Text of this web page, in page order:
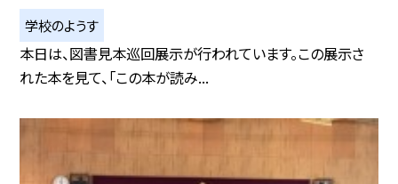
学校のようす
本日は、図書見本巡回展示が行われています。この展示さ
れた本を見て、「この本が読み...